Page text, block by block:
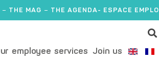
THE MAG THE AGENDA- ESPACE EMPLOI
employee services Join us